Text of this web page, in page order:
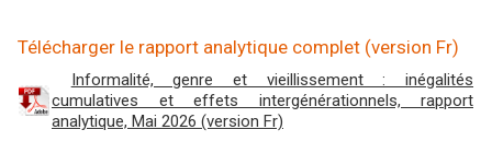
Télécharger le rapport analytique complet (version Fr)
Informalité, genre et vieillissement : inégalités
cumulatives et effets intergénérationnels, rapport
analytique, Mai 2026 (version Fr)